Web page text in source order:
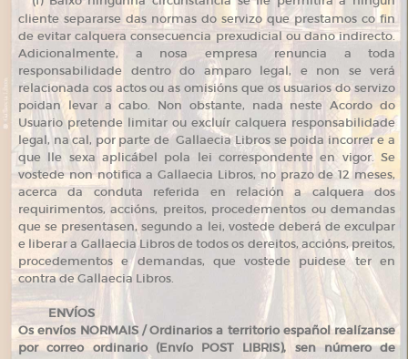
cliente separarse das normas do servizo que prestamos co fin
de evitar calquera consecuencia prexudicial ou dano indirecto.
Adicionalmente, a nosa empresa renuncia a toda
responsabilidade dentro do amparo legal, e non se verá
relacionada cos actos ou as omisións que os usuarios do servizo
poidan levar a cabo. Non obstante, nada neste Acordo do
Usuario pretende limitar ou excluír calquera responsabilidade
legal, na cal, por parte de Gallaecia Libros se poida incorrer e a
que lle sexa aplicábel pola lei correspondente en vigor. Se
vostede non notifica a Gallaecia Libros, no prazo de 12 meses,
acerca da conduta referida en relación a calquera dos
requirimentos, accións, preitos, procedementos ou demandas
que se presentasen, segundo a lei, vostede deberá de exculpar
e liberar a Gallaecia Libros de todos os dereitos, accións, preitos,
procedementos e demandas, que vostede puidese ter en
contra de Gallaecia Libros.
ENVÍOS
Os envíos NORMAIS / Ordinarios a territorio español realízanse
por correo ordinario (Envío POST LIBRIS), sen número de